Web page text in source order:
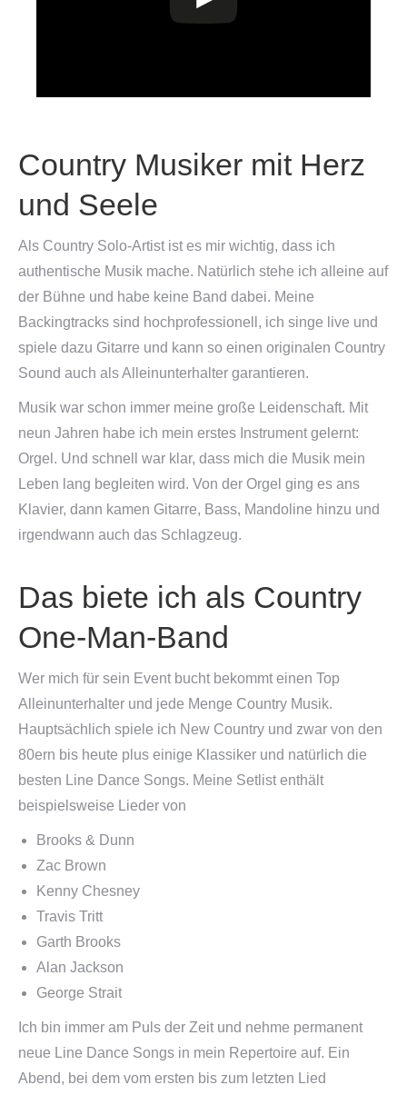
Country Musiker mit Herz
und Seele
Als Country Solo-Artist ist es mir wichtig, dass ich
authentische Musik mache. Natürlich stehe ich alleine auf
der Bühne und habe keine Band dabei. Meine
Backingtracks sind hochprofessionell, ich singe live und
spiele dazu Gitarre und kann so einen originalen Country
Sound auch als Alleinunterhalter garantieren.
Musik war schon immer meine große Leidenschaft. Mit
neun Jahren habe ich mein erstes Instrument gelernt:
Orgel. Und schnell war klar, dass mich die Musik mein
Leben lang begleiten wird. Von der Orgel ging es ans
Klavier, dann kamen Gitarre, Bass, Mandoline hinzu und
irgendwann auch das Schlagzeug.
Das biete ich als Country
One-Man-Band
Wer mich für sein Event bucht bekommt einen Top
Alleinunterhalter und jede Menge Country Musik.
Hauptsächlich spiele ich New Country und zwar von den
80ern bis heute plus einige Klassiker und natürlich die
besten Line Dance Songs. Meine Setlist enthält
beispielsweise Lieder von
Brooks & Dunn
Zac Brown
Kenny Chesney
Travis Tritt
Garth Brooks
Alan Jackson
George Strait
Ich bin immer am Puls der Zeit und nehme permanent
neue Line Dance Songs in mein Repertoire auf. Ein
Abend, bei dem vom ersten bis zum letzten Lied